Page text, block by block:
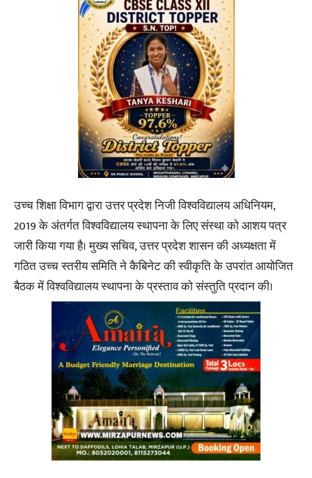
उच्च शिक्षा विभाग द्वारा उत्तर प्रदेश निजी विश्वविद्यालय अधिनियम,
2019 के अंतर्गत विश्वविद्यालय स्थापना के लिए संस्था को आशय पत्र
जारी किया गया है। मुख्य सचिव, उत्तर प्रदेश शासन की अध्यक्षता में
गठित उच्च स्तरीय समिति ने कैबिनेट की स्वीकृति के उपरांत आयोजित
बैठक में विश्वविद्यालय स्थापना के प्रस्ताव को संस्तुति प्रदान की।